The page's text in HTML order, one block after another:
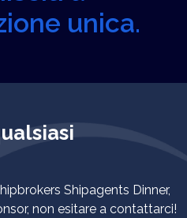
unica.
Shipagents Dinner,
non esitare a contattarci!